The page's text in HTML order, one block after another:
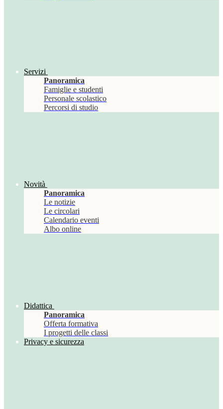
Servizi
Panoramica
Famiglie e studenti
Personale scolastico
Percorsi di studio
Novità
Panoramica
Le notizie
Le circolari
Calendario eventi
Albo online
Didattica
Panoramica
Offerta formativa
I progetti delle classi
Privacy e sicurezza